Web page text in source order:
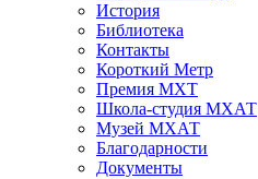
История
Библиотека
Контакты
Короткий Метр
Премия МХТ
Школа-студия МХАТ
Музей МХАТ
Благодарности
Документы